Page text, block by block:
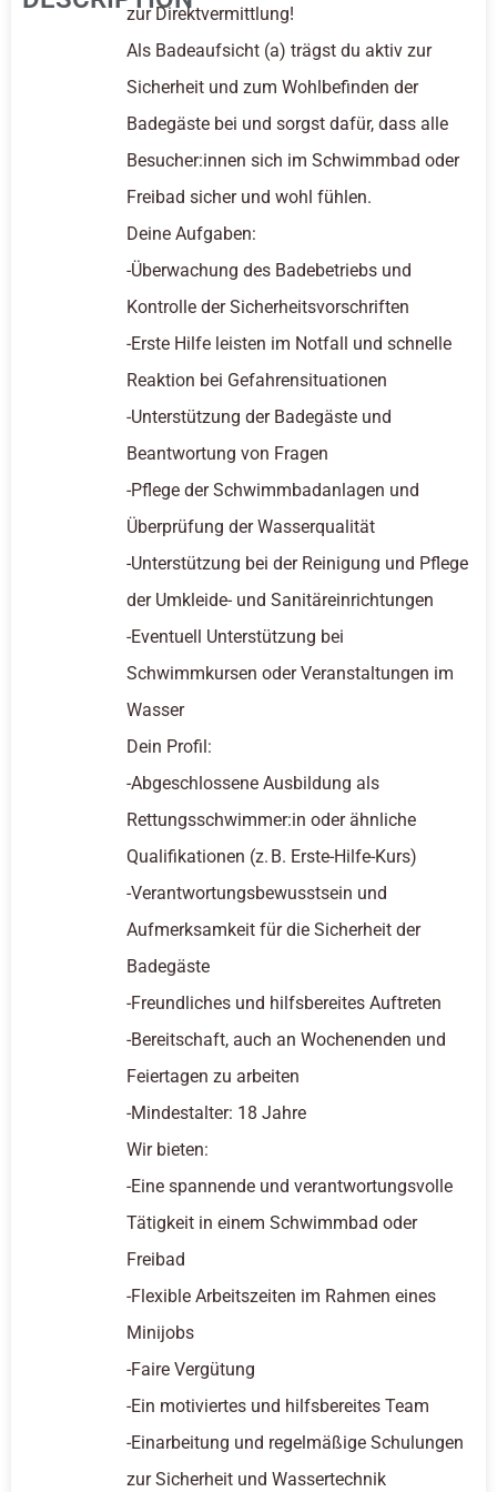
zur Direktvermittlung!
Als Badeaufsicht (a) trägst du aktiv zur
Sicherheit und zum Wohlbefinden der
Badegäste bei und sorgst dafür, dass alle
Besucher:innen sich im Schwimmbad oder
Freibad sicher und wohl fühlen.
Deine Aufgaben:
-Überwachung des Badebetriebs und
Kontrolle der Sicherheitsvorschriften
-Erste Hilfe leisten im Notfall und schnelle
Reaktion bei Gefahrensituationen
-Unterstützung der Badegäste und
Beantwortung von Fragen
-Pflege der Schwimmbadanlagen und
Überprüfung der Wasserqualität
-Unterstützung bei der Reinigung und Pflege
der Umkleide- und Sanitäreinrichtungen
-Eventuell Unterstützung bei
Schwimmkursen oder Veranstaltungen im
Wasser
Dein Profil:
-Abgeschlossene Ausbildung als
Rettungsschwimmer:in oder ähnliche
Qualifikationen (z. B. Erste-Hilfe-Kurs)
-Verantwortungsbewusstsein und
Aufmerksamkeit für die Sicherheit der
Badegäste
-Freundliches und hilfsbereites Auftreten
-Bereitschaft, auch an Wochenenden und
Feiertagen zu arbeiten
-Mindestalter: 18 Jahre
Wir bieten:
-Eine spannende und verantwortungsvolle
Tätigkeit in einem Schwimmbad oder
Freibad
-Flexible Arbeitszeiten im Rahmen eines
Minijobs
-Faire Vergütung
-Ein motiviertes und hilfsbereites Team
-Einarbeitung und regelmäßige Schulungen
zur Sicherheit und Wassertechnik